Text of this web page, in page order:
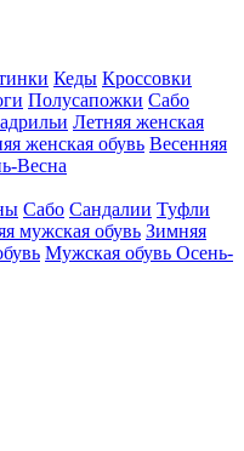
Кеды Кроссовки
Полусапожки Сабо
Летняя женская
женская обувь Весенняя
Весна
Сабо Сандалии Туфли
мужская обувь Зимняя
Мужская обувь Осень-